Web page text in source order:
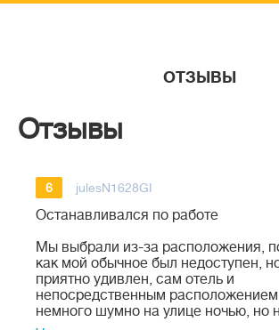
ОТЗЫВЫ
Отзывы
6 julesN1628GI
Останавливался по работе
Мы выбрали из-за расположения,
как мой обычное был недоступен,
приятно удивлен, сам отель и
непосредственным
немного шумно на улице ночью, но